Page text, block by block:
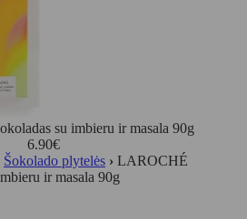
su imbieru ir masala 90g
6.90€
Šokolado plytelės › LAROCHÉ
ir masala 90g